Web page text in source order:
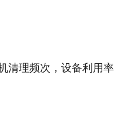
清理频次，设备利用率